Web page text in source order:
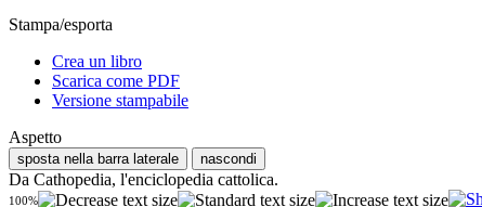
Stampa/esporta
Crea un libro
Scarica come PDF
Versione stampabile
Aspetto
sposta nella barra laterale nascondi
Da Cathopedia, l'enciclopedia cattolica.
100%